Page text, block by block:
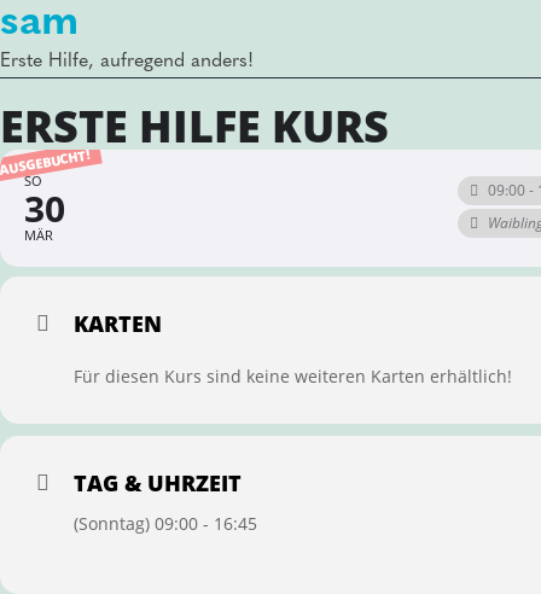
sam
Erste Hilfe, aufregend anders!
ERSTE HILFE KURS
SO
30
MÄR
09:00 -
KARTEN
Für diesen Kurs sind keine weiteren Karten erhältlich!
TAG & UHRZEIT
(Sonntag) 09:00 - 16:45